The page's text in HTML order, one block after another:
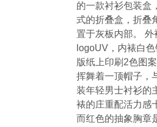
的一款衬衫包装盒
式的折叠盒，折叠
置于灰板内部。 外
logoUV，内裱白
版纸上印刷2色图
挥舞着一顶帽子，
装年轻男士衬衫的
裱的庄重配活力感
而红色的抽象胸章